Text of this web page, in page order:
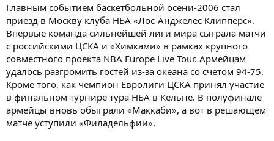
Главным событием баскетбольной осени-2006 стал
приезд в Москву клуба НБА «Лос-Анджелес Клипперс».
Впервые команда сильнейшей лиги мира сыграла матчи
с российскими ЦСКА и «Химками» в рамках крупного
совместного проекта NBA Europe Live Tour. Армейцам
удалось разгромить гостей из-за океана со счетом 94-75.
Кроме того, как чемпион Евролиги ЦСКА принял участие
в финальном турнире тура НБА в Кельне. В полуфинале
армейцы вновь обыграли «Маккаби», а вот в решающем
матче уступили «Филадельфии».